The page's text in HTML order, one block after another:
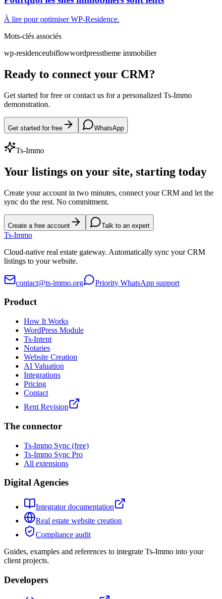
À lire pour optimiser WP-Residence.
Mots-clés associés
wp-residenceubiflowwordpresstheme immobilier
Ready to connect your CRM?
Get started for free or contact us for a personalized Ts-Immo
demonstration.
Get started for free WhatsApp
Ts-Immo
Your listings on your site, starting today
Create your account in two minutes, connect your CRM and let the
sync do the rest. No commitment.
Create a free account Talk to an expert
Ts-Immo
Cloud-native real estate gateway. Automatically sync your CRM
listings to your website.
contact@ts-immo.org Priority WhatsApp support
Product
How It Works
WordPress Module
Ts-Intent
Notaries
Website Creation
AI Valuation
Integrations
Pricing
Contact
Rent Revision
The connector
Ts-Immo Sync (free)
Ts-Immo Sync Pro
All extensions
Digital Agencies
Integrator documentation
Real estate website creation
Compliance audit
Guides, examples and references to integrate Ts-Immo into your
client projects.
Developers